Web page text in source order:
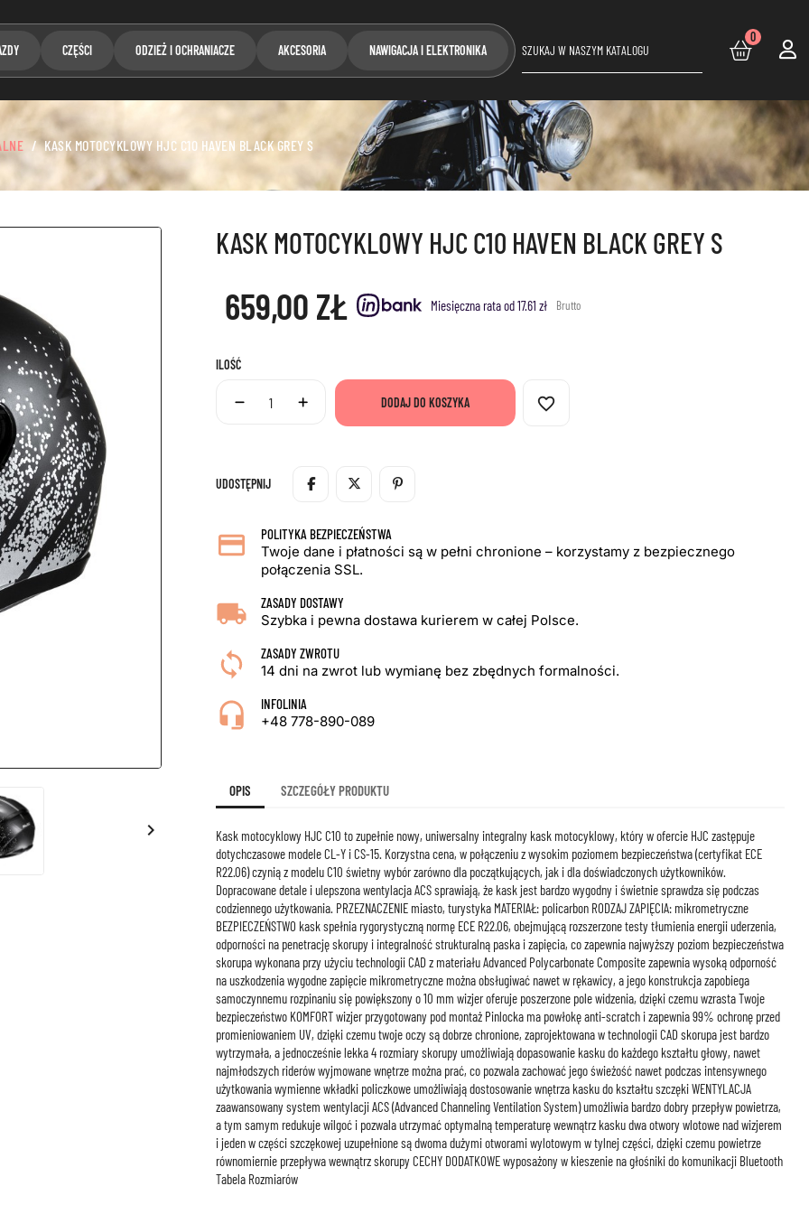
CZĘŚCI ODZIEŻ I OCHRANIACZE AKCESORIA NAWIGACJA I ELEKTRONIKA
0
KASK MOTOCYKLOWY HJC C10 HAVEN BLACK GREY S

KASK MOTOCYKLOWY HJC C10 HAVEN BLACK GREY S
659,00 ZŁ Miesięczna rata od 17.61 zł Brutto
ILOŚĆ
DODAJ DO KOSZYKA favorite_border
UDOSTĘPNIJ
POLITYKA BEZPIECZEŃSTWA
Twoje dane i płatności są w pełni chronione – korzystamy z bezpiecznego
połączenia SSL.
ZASADY DOSTAWY
Szybka i pewna dostawa kurierem w całej Polsce.
ZASADY ZWROTU
14 dni na zwrot lub wymianę bez zbędnych formalności.
INFOLINIA
+48 778-890-089
OPIS SZCZEGÓŁY PRODUKTU
Kask motocyklowy HJC C10 to zupełnie nowy, uniwersalny integralny kask motocyklowy, który w ofercie HJC zastępuje
dotychczasowe modele CL-Y i CS-15. Korzystna cena, w połączeniu z wysokim poziomem bezpieczeństwa (certyfikat ECE
R22.06) czynią z modelu C10 świetny wybór zarówno dla początkujących, jak i dla doświadczonych użytkowników.
Dopracowane detale i ulepszona wentylacja ACS sprawiają, że kask jest bardzo wygodny i świetnie sprawdza się podczas
codziennego użytkowania. PRZEZNACZENIE miasto, turystyka MATERIAŁ: policarbon RODZAJ ZAPIĘCIA: mikrometryczne
BEZPIECZEŃSTWO kask spełnia rygorystyczną normę ECE R22.06, obejmującą rozszerzone testy tłumienia energii uderzenia,
odporności na penetrację skorupy i integralność strukturalną paska i zapięcia, co zapewnia najwyższy poziom bezpieczeństwa
skorupa wykonana przy użyciu technologii CAD z materiału Advanced Polycarbonate Composite zapewnia wysoką odporność
na uszkodzenia wygodne zapięcie mikrometryczne można obsługiwać nawet w rękawicy, a jego konstrukcja zapobiega
samoczynnemu rozpinaniu się powiększony o 10 mm wizjer oferuje poszerzone pole widzenia, dzięki czemu wzrasta Twoje
bezpieczeństwo KOMFORT wizjer przygotowany pod montaż Pinlocka ma powłokę anti-scratch i zapewnia 99% ochronę przed
promieniowaniem UV, dzięki czemu twoje oczy są dobrze chronione, zaprojektowana w technologii CAD skorupa jest bardzo
wytrzymała, a jednocześnie lekka 4 rozmiary skorupy umożliwiają dopasowanie kasku do każdego kształtu głowy, nawet
najmłodszych riderów wyjmowane wnętrze można prać, co pozwala zachować jego świeżość nawet podczas intensywnego
użytkowania wymienne wkładki policzkowe umożliwiają dostosowanie wnętrza kasku do kształtu szczęki WENTYLACJA
zaawansowany system wentylacji ACS (Advanced Channeling Ventilation System) umożliwia bardzo dobry przepływ powietrza,
a tym samym redukuje wilgoć i pozwala utrzymać optymalną temperaturę wewnątrz kasku dwa otwory wlotowe nad wizjerem
i jeden w części szczękowej uzupełnione są dwoma dużymi otworami wylotowym w tylnej części, dzięki czemu powietrze
równomiernie przepływa wewnątrz skorupy CECHY DODATKOWE wyposażony w kieszenie na głośniki do komunikacji Bluetooth
Tabela Rozmiarów